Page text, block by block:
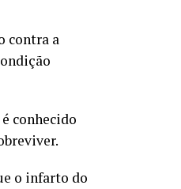
contra a
conhecido
o infarto do